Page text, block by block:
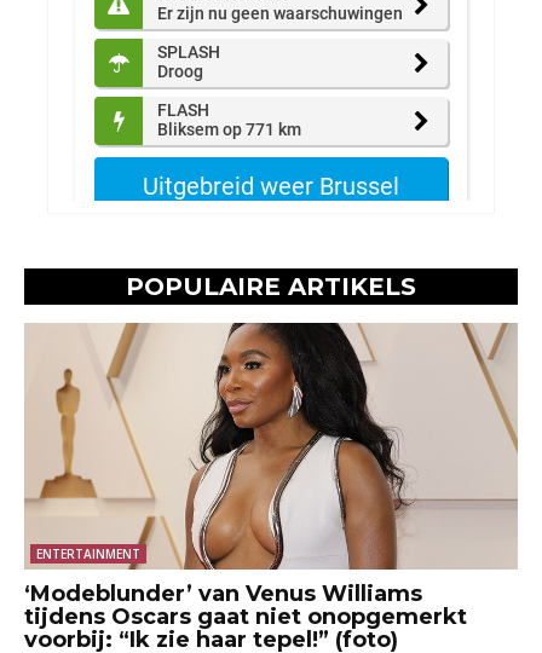
POPULAIRE ARTIKELS
ENTERTAINMENT
‘Modeblunder’ van Venus Williams
tijdens Oscars gaat niet onopgemerkt
voorbij: “Ik zie haar tepel!” (foto)